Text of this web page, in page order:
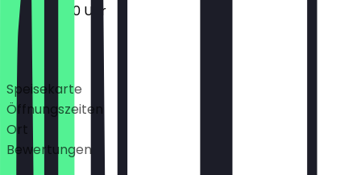
10:00 - 19:00 Uhr
Deals
Speisekarte
Öffnungszeiten
Ort
Bewertungen